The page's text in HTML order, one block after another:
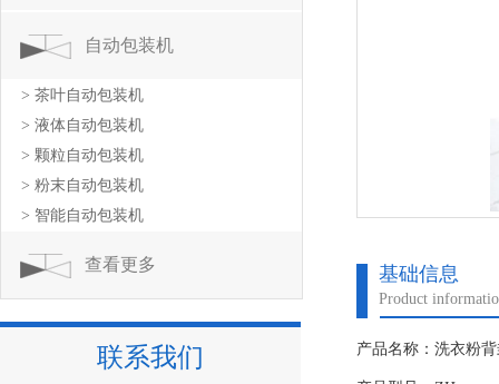
基础信息
Product
产品名称：洗衣粉
自动包装机
> 茶叶自动包装机
> 液体自动包装机
> 颗粒自动包装机
> 粉末自动包装机
> 智能自动包装机
查看更多
联系我们